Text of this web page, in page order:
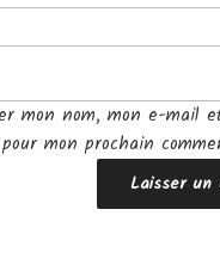
mon nom, mon e-mail
mon prochain